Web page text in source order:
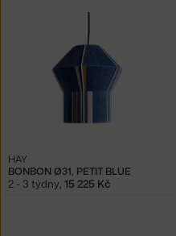
BONBON Ø31, PETIT BLUE
HAY
2 - 3 týdny 15 225 Kč